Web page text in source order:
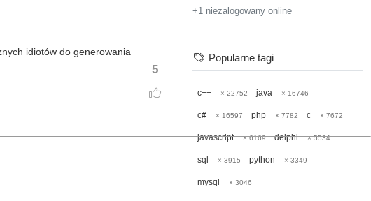
5
idiotów do generowania
+1 niezalogowany online
Popularne tagi
c++ × 22752 java × 16746
c# × 16597 php × 7782 c × 7672
javascript × 6169 delphi × 5534
sql × 3915 python × 3349
mysql × 3046